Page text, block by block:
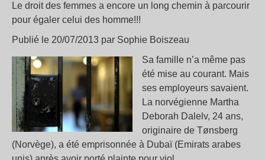
Le droit des femmes a encore un long chemin à parcourir
pour égaler celui des homme!!!
Publié le 20/07/2013 par Sophie Boiszeau
Sa famille n’a même pas
été mise au courant. Mais
ses employeurs savaient.
La norvégienne Martha
Deborah Dalelv, 24 ans,
originaire de Tønsberg
(Norvège), a été emprisonnée à Dubaï (Emirats arabes